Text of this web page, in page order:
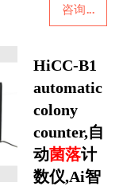
咨询...
HiCC-B1
automatic
colony
counter,自
动菌落计
数仪,Ai智